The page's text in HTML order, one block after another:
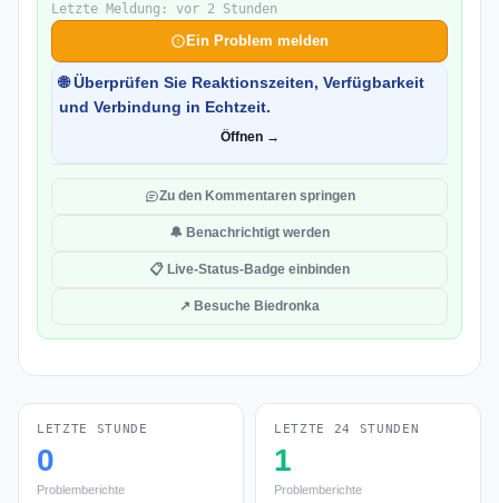
Letzte Meldung: vor 2 Stunden
Ein Problem melden
🌐 Überprüfen Sie Reaktionszeiten, Verfügbarkeit
und Verbindung in Echtzeit.
Öffnen →
Zu den Kommentaren springen
🔔 Benachrichtigt werden
📋 Live-Status-Badge einbinden
↗ Besuche Biedronka
LETZTE STUNDE
0
Problemberichte
LETZTE 24 STUNDEN
1
Problemberichte